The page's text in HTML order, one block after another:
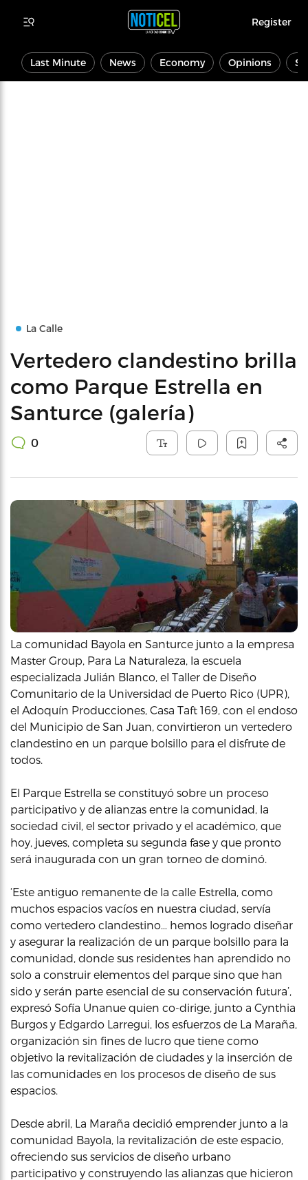
Register
Last Minute News Economy Opinions
La Calle
Vertedero clandestino brilla
como Parque Estrella en
Santurce (galería)
0
La comunidad Bayola en Santurce junto a la empresa
Master Group, Para La Naturaleza, la escuela
especializada Julián Blanco, el Taller de Diseño
Comunitario de la Universidad de Puerto Rico (UPR),
el Adoquín Producciones, Casa Taft 169, con el endoso
del Municipio de San Juan, convirtieron un vertedero
clandestino en un parque bolsillo para el disfrute de
todos.
El Parque Estrella se constituyó sobre un proceso
participativo y de alianzas entre la comunidad, la
sociedad civil, el sector privado y el académico, que
hoy, jueves, completa su segunda fase y que pronto
será inaugurada con un gran torneo de dominó.
‘Este antiguo remanente de la calle Estrella, como
muchos espacios vacíos en nuestra ciudad, servía
como vertedero clandestino… hemos logrado diseñar
y asegurar la realización de un parque bolsillo para la
comunidad, donde sus residentes han aprendido no
solo a construir elementos del parque sino que han
sido y serán parte esencial de su conservación futura’,
expresó Sofía Unanue quien co-dirige, junto a Cynthia
Burgos y Edgardo Larregui, los esfuerzos de La Maraña,
organización sin fines de lucro que tiene como
objetivo la revitalización de ciudades y la inserción de
las comunidades en los procesos de diseño de sus
espacios.
Desde abril, La Maraña decidió emprender junto a la
comunidad Bayola, la revitalización de este espacio,
ofreciendo sus servicios de diseño urbano
participativo y construyendo las alianzas que hicieron